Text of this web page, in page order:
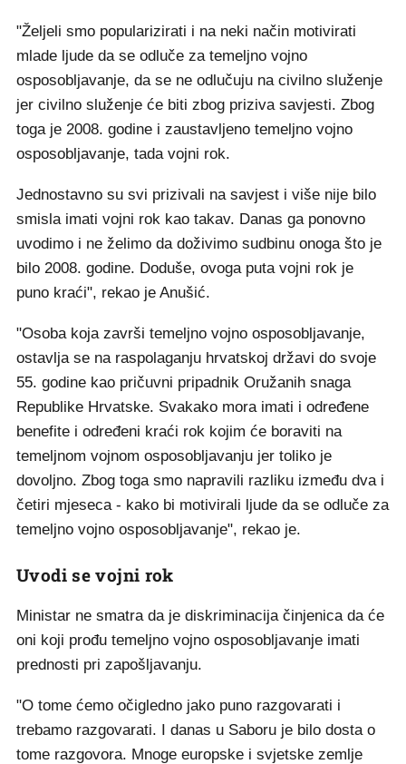
"Željeli smo popularizirati i na neki način motivirati
mlade ljude da se odluče za temeljno vojno
osposobljavanje, da se ne odlučuju na civilno služenje
jer civilno služenje će biti zbog priziva savjesti. Zbog
toga je 2008. godine i zaustavljeno temeljno vojno
osposobljavanje, tada vojni rok.
Jednostavno su svi prizivali na savjest i više nije bilo
smisla imati vojni rok kao takav. Danas ga ponovno
uvodimo i ne želimo da doživimo sudbinu onoga što je
bilo 2008. godine. Doduše, ovoga puta vojni rok je
puno kraći", rekao je Anušić.
"Osoba koja završi temeljno vojno osposobljavanje,
ostavlja se na raspolaganju hrvatskoj državi do svoje
55. godine kao pričuvni pripadnik Oružanih snaga
Republike Hrvatske. Svakako mora imati i određene
benefite i određeni kraći rok kojim će boraviti na
temeljnom vojnom osposobljavanju jer toliko je
dovoljno. Zbog toga smo napravili razliku između dva i
četiri mjeseca - kako bi motivirali ljude da se odluče za
temeljno vojno osposobljavanje", rekao je.
Uvodi se vojni rok
Ministar ne smatra da je diskriminacija činjenica da će
oni koji prođu temeljno vojno osposobljavanje imati
prednosti pri zapošljavanju.
"O tome ćemo očigledno jako puno razgovarati i
trebamo razgovarati. I danas u Saboru je bilo dosta o
tome razgovora. Mnoge europske i svjetske zemlje